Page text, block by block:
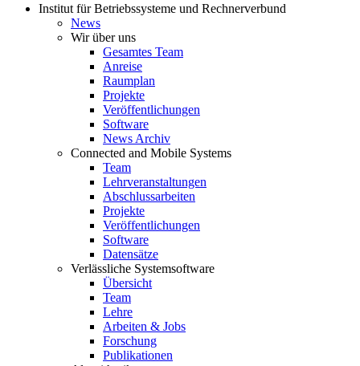
Institut für Betriebssysteme und Rechnerverbund
News
Wir über uns
Gesamtes Team
Anreise
Raumplan
Projekte
Veröffentlichungen
Software
News Archiv
Connected and Mobile Systems
Team
Lehrveranstaltungen
Abschlussarbeiten
Projekte
Veröffentlichungen
Software
Datensätze
Verlässliche Systemsoftware
Übersicht
Team
Lehre
Arbeiten & Jobs
Forschung
Publikationen